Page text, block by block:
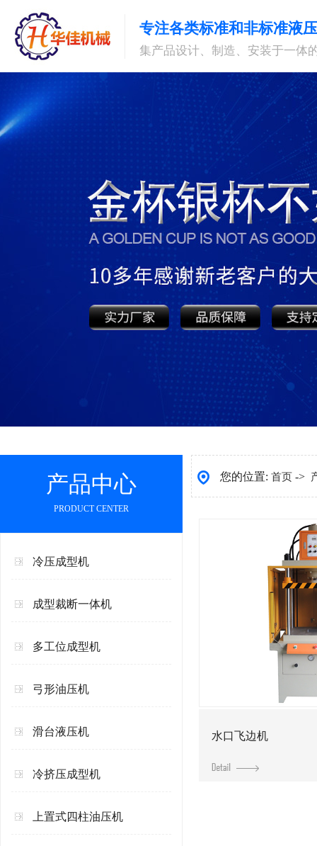
专注各类标准和非标准液
集产品设计、制造、安装于一体
产品中心
PRODUCT CENTER
冷压成型机
成型裁断一体机
多工位成型机
弓形油压机
滑台液压机
冷挤压成型机
上置式四柱油压机
您的位置: 首页 ->
水口飞边机